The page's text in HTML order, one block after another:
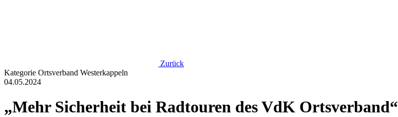
Zurück
Kategorie Ortsverband Westerkappeln
04.05.2024
„Mehr Sicherheit bei Radtouren des VdK Ortsverband“